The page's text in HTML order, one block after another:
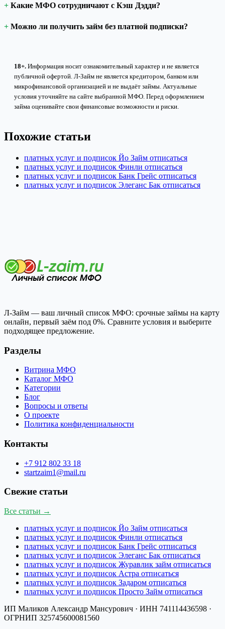
Какие МФО сотрудничают с Кэш Дэдди?
Можно ли получить займ без платной подписки?
18+. Информация носит ознакомительный характер и не является
публичной офертой. Л-Займ не является кредитором, банком или
микрофинансовой организацией и не выдаёт займы. Актуальные
условия уточняйте на сайте выбранной МФО. Перед оформлением
займа оценивайте свои финансовые возможности и риски.
Похожие статьи
платных услуг и подписок Йо Займ отписаться
платных услуг и подписок Финли отписаться
платных услуг и подписок Банк Грейс отписаться
платных услуг и подписок Элеганс Бак отписаться
Л-Займ — ваш личный список МФО: срочные займы на карту
онлайн, первый заём под 0%. Сравните условия и выберите
подходящее предложение.
Разделы
Витрина МФО
Каталог МФО
Категории
Блог
Вопросы и ответы
О проекте
Политика конфиденциальности
Контакты
+7 912 802 33 18
startzaim1@mail.ru
Свежие статьи
Все статьи →
платных услуг и подписок Йо Займ отписаться
платных услуг и подписок Финли отписаться
платных услуг и подписок Банк Грейс отписаться
платных услуг и подписок Элеганс Бак отписаться
платных услуг и подписок Журавлик займ отписаться
платных услуг и подписок Астра отписаться
платных услуг и подписок Задаром отписаться
платных услуг и подписок Просто Займ отписаться
ИП Маликов Александр Мансурович · ИНН 741114436598 ·
ОГРНИП 325745600081560